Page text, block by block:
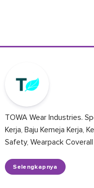
TOWA Wear Industries.
Kerja, Baju Kemeja Kerja,
Safety, Wearpack
Selengkapnya